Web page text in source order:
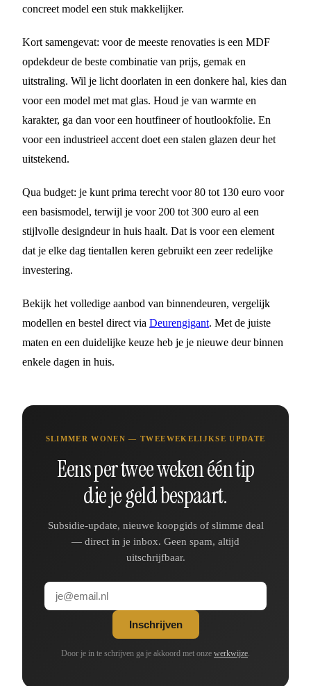
concreet model een stuk makkelijker.
Kort samengevat: voor de meeste renovaties is een MDF
opdekdeur de beste combinatie van prijs, gemak en
uitstraling. Wil je licht doorlaten in een donkere hal, kies dan
voor een model met mat glas. Houd je van warmte en
karakter, ga dan voor een houtfineer of houtlookfolie. En
voor een industrieel accent doet een stalen glazen deur het
uitstekend.
Qua budget: je kunt prima terecht voor 80 tot 130 euro voor
een basismodel, terwijl je voor 200 tot 300 euro al een
stijlvolle designdeur in huis haalt. Dat is voor een element
dat je elke dag tientallen keren gebruikt een zeer redelijke
investering.
Bekijk het volledige aanbod van binnendeuren, vergelijk
modellen en bestel direct via Deurengigant. Met de juiste
maten en een duidelijke keuze heb je je nieuwe deur binnen
enkele dagen in huis.
SLIMMER WONEN — TWEEWEKELIJKSE UPDATE
Eens per twee weken één tip
die je geld bespaart.
Subsidie-update, nieuwe koopgids of slimme deal
— direct in je inbox. Geen spam, altijd
uitschrijfbaar.
Inschrijven
Door je in te schrijven ga je akkoord met onze werkwijze